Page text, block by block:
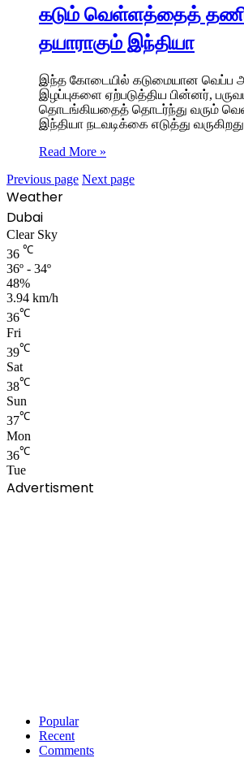
கடும் வெள்ளத்தைத்
தயாராகும் இந்தியா
இந்த கோடையில் கடுமையான வெப்ப
இழப்புகளை ஏற்படுத்திய பின்னர்,
தொடங்கியதைத் தொடர்ந்து வரும்
இந்தியா நடவடிக்கை எடுத்து
Read More »
Previous page Next page
Weather
Dubai
Clear Sky
36 ℃
36º - 34º
48%
3.94 km/h
36℃
Fri
39℃
Sat
38℃
Sun
37℃
Mon
36℃
Tue
Advertisment
Popular
Recent
Comments